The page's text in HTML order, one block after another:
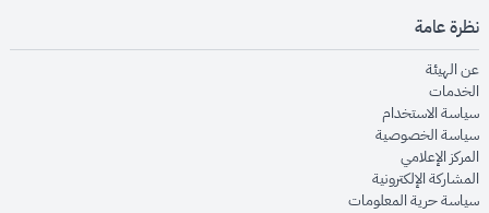
نظرة عامة
عن الهيئةopens in new window
الخدماتopens in new window
سياسة الاستخدام
سياسة الخصوصيةopens in new window
المركز الإعلاميopens in new window
المشاركة الإلكترونيةopens in new window
سياسة حرية المعلوماتopens in new window